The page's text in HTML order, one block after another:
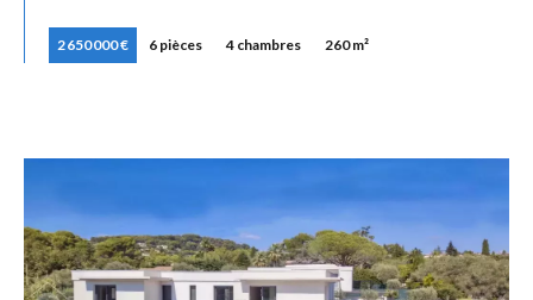
2 650 000 € 6 pièces 4 chambres 260 m²